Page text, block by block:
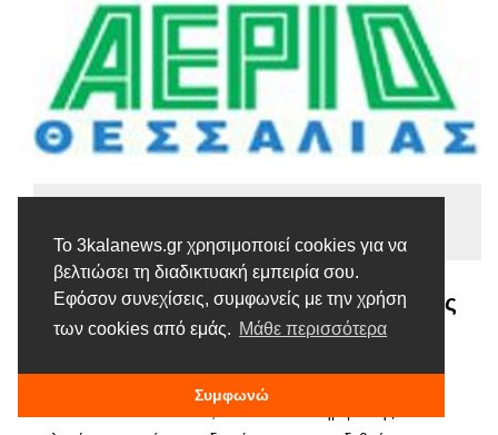
Το 3kalanews.gr χρησιμοποιεί cookies για να
βελτιώσει τη διαδικτυακή εμπειρία σου.
Εφόσον συνεχίσεις, συμφωνείς με την χρήση
των cookies από εμάς. Μάθε περισσότερα
Συμφωνώ
Tags | Ενημέρωση Πελάτες
Ε.Π.Α ΘΕΣΣΑΛΙΑΣ Α.Ε. : Υποχρεώσεις
και δικαιώματα των πελατών